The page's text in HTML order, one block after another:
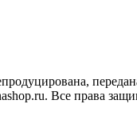
Все права